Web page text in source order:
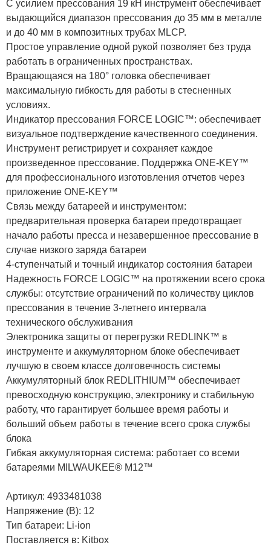
С усилием прессования 19 кН инструмент обеспечивает
выдающийся диапазон прессования до 35 мм в металле
и до 40 мм в композитных трубах MLCP.
Простое управление одной рукой позволяет без труда
работать в ограниченных пространствах.
Вращающаяся на 180° головка обеспечивает
максимальную гибкость для работы в стесненных
условиях.
Индикатор прессования FORCE LOGIC™: обеспечивает
визуальное подтверждение качественного соединения.
Инструмент регистрирует и сохраняет каждое
произведенное прессование. Поддержка ONE-KEY™
для профессионального изготовления отчетов через
приложение ONE-KEY™
Связь между батареей и инструментом:
предварительная проверка батареи предотвращает
начало работы пресса и незавершенное прессование в
случае низкого заряда батареи
4-ступенчатый и точный индикатор состояния батареи
Надежность FORCE LOGIC™ на протяжении всего срока
службы: отсутствие ограничений по количеству циклов
прессования в течение 3-летнего интервала
технического обслуживания
Электроника защиты от перегрузки REDLINK™ в
инструменте и аккумуляторном блоке обеспечивает
лучшую в своем классе долговечность системы
Аккумуляторный блок REDLITHIUM™ обеспечивает
превосходную конструкцию, электронику и стабильную
работу, что гарантирует большее время работы и
больший объем работы в течение всего срока службы
блока
Гибкая аккумуляторная система: работает со всеми
батареями MILWAUKEE® M12™
Артикул: 4933481038
Напряжение (В): 12
Тип батареи: Li-ion
Поставляется в: Kitbox